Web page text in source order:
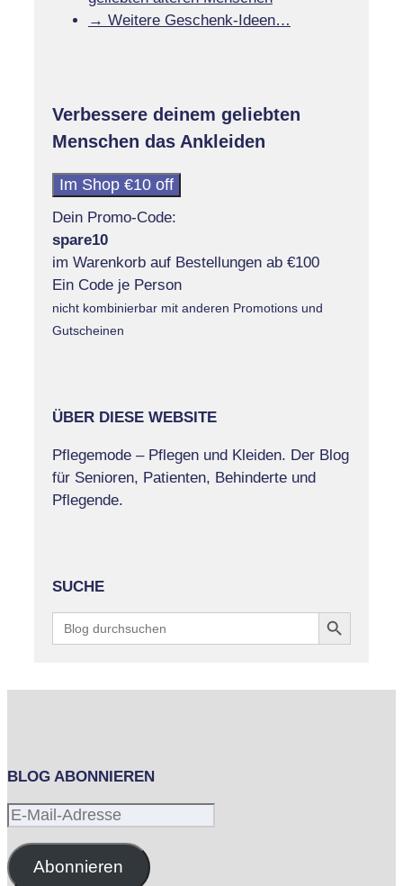
→ Weitere Geschenk-Ideen…
Verbessere deinem geliebten
Menschen das Ankleiden
Im Shop €10 off
Dein Promo-Code:
spare10
im Warenkorb auf Bestellungen ab €100
Ein Code je Person
nicht kombinierbar mit anderen Promotions und
Gutscheinen
ÜBER DIESE WEBSITE
Pflegemode – Pflegen und Kleiden. Der Blog
für Senioren, Patienten, Behinderte und
Pflegende.
SUCHE
Search
for:
Search Button
BLOG ABONNIEREN
E-
AdresseAbonnieren